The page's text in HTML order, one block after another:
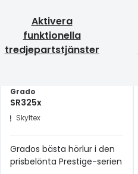
Aktivera
funktionella
tredjepartstjänster
Grado
SR325x
Skyltex
Grados bästa hörlur i den
prisbelönta Prestige-serien